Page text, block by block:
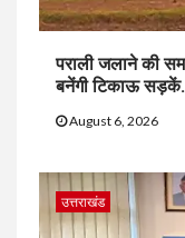
पराली जलाने की
बनेंगी टिकाऊ
August 6, 2026
उत्तराखंड